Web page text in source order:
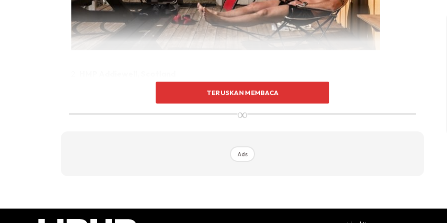
latihan sehingga bersedia untuk kembali ke masyarakat setelah bebas nanti.
TERUSKAN MEMBACA
∞
Ads